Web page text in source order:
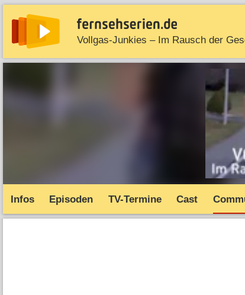
News Entdecken Streaming TV-Starts
Infos Episoden TV-Termine Cast